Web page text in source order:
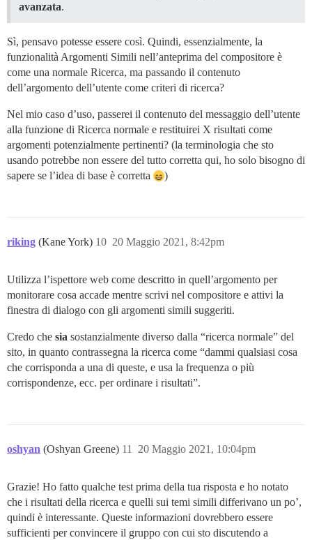
avanzata.
Sì, pensavo potesse essere così. Quindi, essenzialmente, la
funzionalità Argomenti Simili nell’anteprima del compositore è
come una normale Ricerca, ma passando il contenuto
dell’argomento dell’utente come criteri di ricerca?
Nel mio caso d’uso, passerei il contenuto del messaggio dell’utente
alla funzione di Ricerca normale e restituirei X risultati come
argomenti potenzialmente pertinenti? (la terminologia che sto
usando potrebbe non essere del tutto corretta qui, ho solo bisogno di
sapere se l’idea di base è corretta
)
riking (Kane York) 20 Maggio 2021, 8:42pm
10
Utilizza l’ispettore web come descritto in quell’argomento per
monitorare cosa accade mentre scrivi nel compositore e attivi la
finestra di dialogo con gli argomenti simili suggeriti.
Credo che sia sostanzialmente diverso dalla “ricerca normale” del
sito, in quanto contrassegna la ricerca come “dammi qualsiasi cosa
che corrisponda a una di queste, e usa la frequenza o più
corrispondenze, ecc. per ordinare i risultati”.
oshyan (Oshyan Greene) 20 Maggio 2021, 10:04pm
11
Grazie! Ho fatto qualche test prima della tua risposta e ho notato
che i risultati della ricerca e quelli sui temi simili differivano un po’,
quindi è interessante. Queste informazioni dovrebbero essere
sufficienti per convincere il gruppo con cui sto discutendo a